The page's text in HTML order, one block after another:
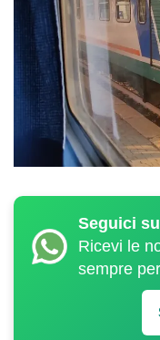
Seguici
Ricevi le
sempre